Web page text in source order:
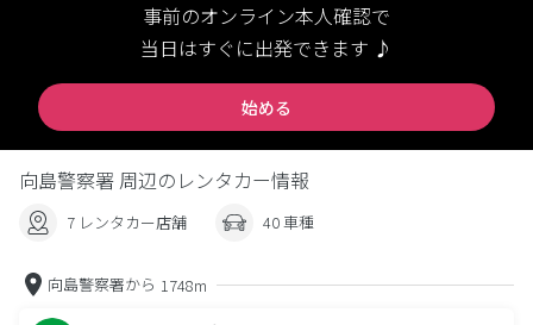
事前のオンライン本人確認で
当日はすぐに出発できます ♪
始める
向島警察署 周辺のレンタカー情報
7 レンタカー店舗 40 車種
向島警察署から 1748m